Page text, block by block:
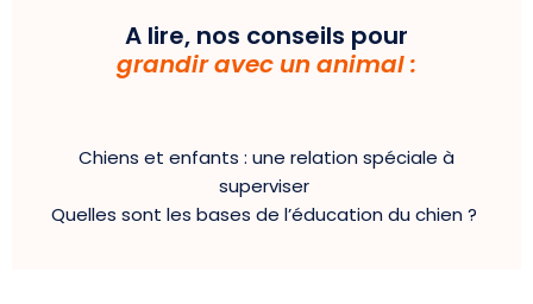
A lire, nos conseils pour
grandir avec un animal :
Chiens et enfants : une relation spéciale à
superviser
Quelles sont les bases de l’éducation du chien ?